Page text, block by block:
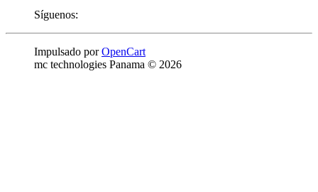
Síguenos:
Impulsado porOpenCart
mc technologies Panama © 2026